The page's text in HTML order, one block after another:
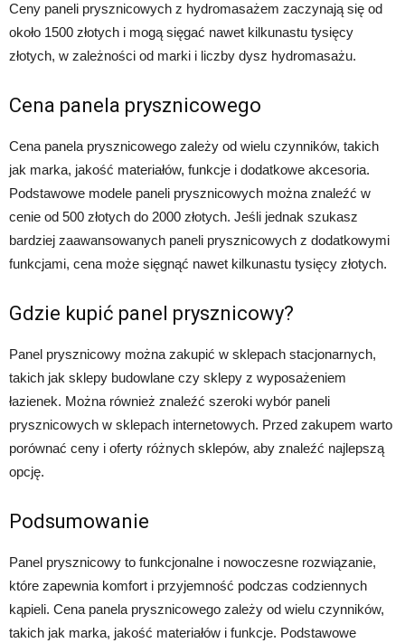
Ceny paneli prysznicowych z hydromasażem zaczynają się od
około 1500 złotych i mogą sięgać nawet kilkunastu tysięcy
złotych, w zależności od marki i liczby dysz hydromasażu.
Cena panela prysznicowego
Cena panela prysznicowego zależy od wielu czynników, takich
jak marka, jakość materiałów, funkcje i dodatkowe akcesoria.
Podstawowe modele paneli prysznicowych można znaleźć w
cenie od 500 złotych do 2000 złotych. Jeśli jednak szukasz
bardziej zaawansowanych paneli prysznicowych z dodatkowymi
funkcjami, cena może sięgnąć nawet kilkunastu tysięcy złotych.
Gdzie kupić panel prysznicowy?
Panel prysznicowy można zakupić w sklepach stacjonarnych,
takich jak sklepy budowlane czy sklepy z wyposażeniem
łazienek. Można również znaleźć szeroki wybór paneli
prysznicowych w sklepach internetowych. Przed zakupem warto
porównać ceny i oferty różnych sklepów, aby znaleźć najlepszą
opcję.
Podsumowanie
Panel prysznicowy to funkcjonalne i nowoczesne rozwiązanie,
które zapewnia komfort i przyjemność podczas codziennych
kąpieli. Cena panela prysznicowego zależy od wielu czynników,
takich jak marka, jakość materiałów i funkcje. Podstawowe